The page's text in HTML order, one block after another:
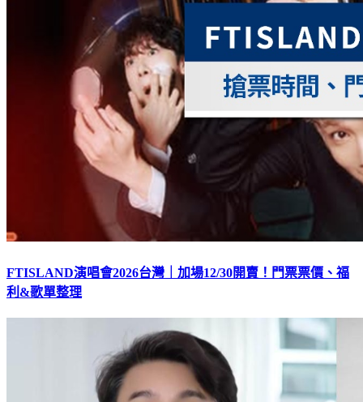
FTISLAND演唱會2026台灣｜加場12/30開賣！門票票價、福
利&歌單整理